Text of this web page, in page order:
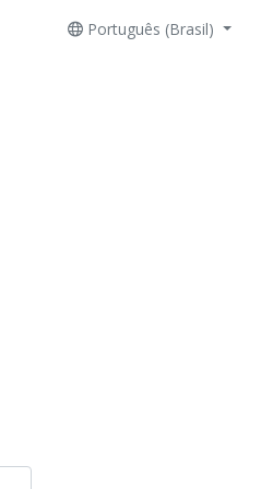
Português (Brasil)